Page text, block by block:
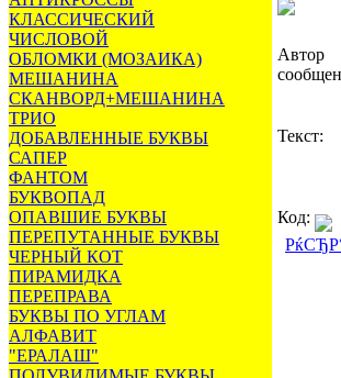
КЛАССИЧЕСКИЙ
ЧИСЛОВОЙ
ОБЛОМКИ (МОЗАИКА)
МЕШАНИНА
СКАНВОРД+МЕШАНИНА
ТРИО
ДОБАВЛЕННЫЕ БУКВЫ
САПЕР
ФАНТОМ
БУКВОПАД
ОПАВШИЕ БУКВЫ
ПЕРЕПУТАННЫЕ БУКВЫ
ЧЕРНЫЙ КОТ
ПИРАМИДКА
ПЕРЕПРАВА
БУКВЫ ПО УГЛАМ
АЛФАВИТ
"ЕРАЛАШ"
Автор
Текст:
Код: